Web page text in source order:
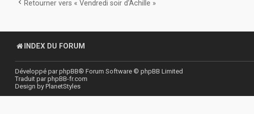
Retourner vers « Vendredi soir d'Achille »
INDEX DU FORUM
Développé parphpBB® Forum Software © phpBB Limited
Traduit parphpBB-fr.com
Design by PlanetStyles